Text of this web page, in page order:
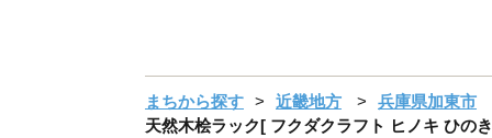
まちから探す 近畿地方
兵庫県加東市
天然木桧ラック[ フクダクラフト ヒノキ ひの